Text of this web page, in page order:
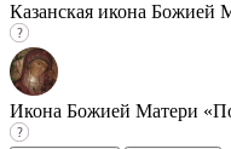
Казанская икона Божией
Икона Божией Матери